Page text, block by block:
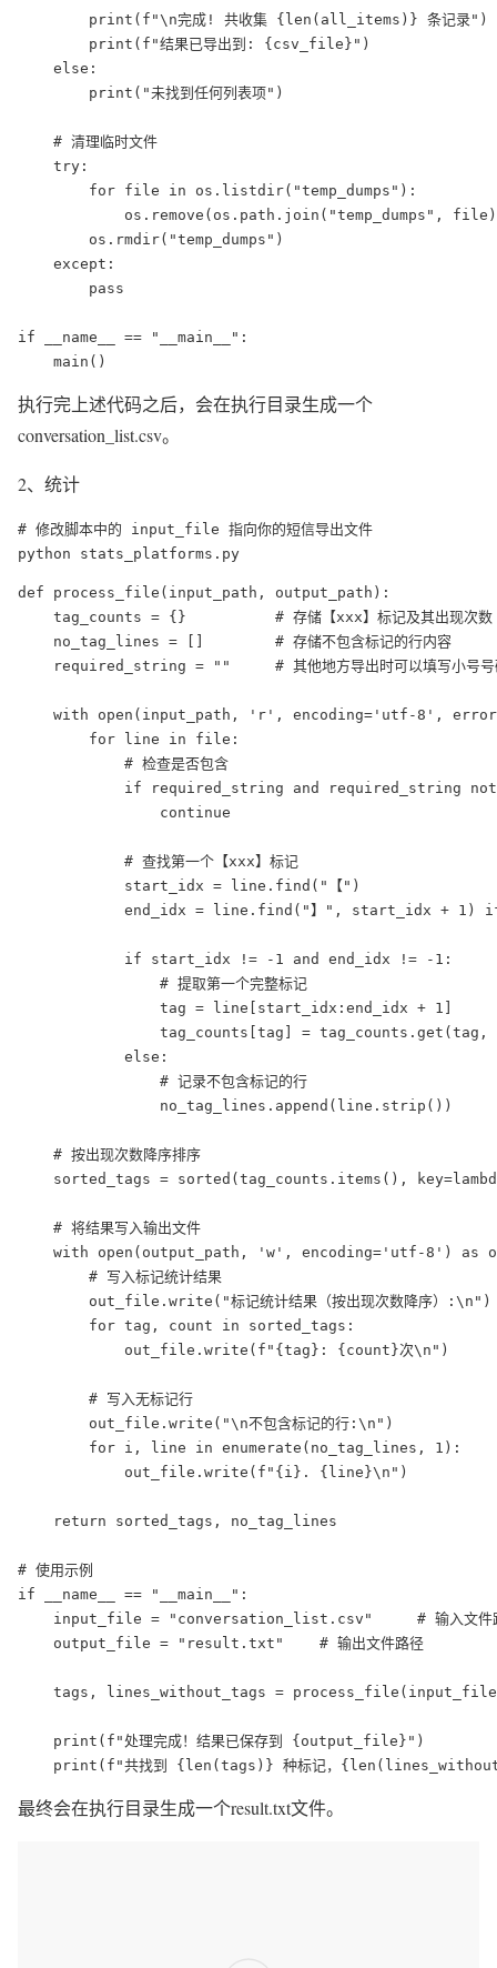
        print(f"\n完成! 共收集 {len(all_items)} 条记录")
        print(f"结果已导出到: {csv_file}")
    else:
        print("未找到任何列表项")
    # 清理临时文件
    try:
        for file in os.listdir("temp_dumps"):
os.remove(os.path.join("temp_dumps",
        os.rmdir("temp_dumps")
    except:
        pass
if __name__ == "__main__":
执行完上述代码之后，会在执行目录生成一个
conversation_list.csv。
2、统计
# 修改脚本中的 input_file 指向你的短信导出文件
python stats_platforms.py
def process_file(input_path, output_path):
    tag_counts = {}          # 存储【xxx】标记及其出现次数
    no_tag_lines = []        # 存储不包含标记的行内容
required_string = ""     # 其他地方导出时可以填写小号号
with open(input_path, 'r', encoding='utf-8',
        for line in file:
            # 检查是否包含
if required_string and required_string
                continue
            # 查找第一个【xxx】标记
            start_idx = line.find("【")
end_idx = line.find("】", start_idx + 1)
            if start_idx != -1 and end_idx != -1:
                # 提取第一个完整标记
                tag = line[start_idx:end_idx + 1]
tag_counts[tag] = tag_counts.get(tag,
            else:
                # 记录不包含标记的行
                no_tag_lines.append(line.strip())
    # 按出现次数降序排序
sorted_tags = sorted(tag_counts.items(),
    # 将结果写入输出文件
with open(output_path, 'w', encoding='utf-8') as
        # 写入标记统计结果
        out_file.write("标记统计结果（按出现次数降序）:\n")
        for tag, count in sorted_tags:
            out_file.write(f"{tag}: {count}次\n")
        # 写入无标记行
        out_file.write("\n不包含标记的行:\n")
        for i, line in enumerate(no_tag_lines, 1):
            out_file.write(f"{i}. {line}\n")
    return sorted_tags, no_tag_lines
# 使用示例
if __name__ == "__main__":
input_file = "conversation_list.csv"     # 输入文件
    output_file = "result.txt"    # 输出文件路径
tags, lines_without_tags =
    print(f"处理完成！结果已保存到 {output_file}")
print(f"共找到 {len(tags)} 种标记，
最终会在执行目录生成一个result.txt文件。